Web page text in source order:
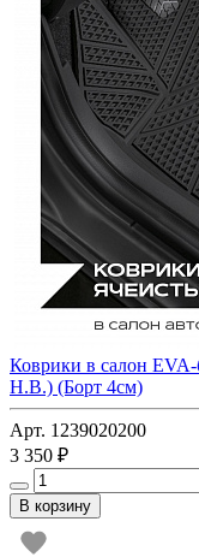
Коврики в салон
Н.В.) (Борт 4см)
Арт. 1239020200
3 350 ₽
В корзину